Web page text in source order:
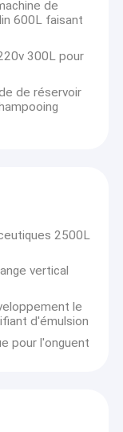
de
600L faisant
300L pour
de réservoir
2500L
vertical
le
d'émulsion
pour l'onguent
grande société
le produit
et de pharmacie
des machines.